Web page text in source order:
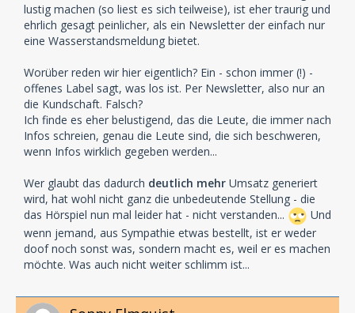
lustig machen (so liest es sich teilweise), ist eher traurig und
ehrlich gesagt peinlicher, als ein Newsletter der einfach nur
eine Wasserstandsmeldung bietet.
Worüber reden wir hier eigentlich? Ein - schon immer (!) -
offenes Label sagt, was los ist. Per Newsletter, also nur an
die Kundschaft. Falsch?
Ich finde es eher belustigend, das die Leute, die immer nach
Infos schreien, genau die Leute sind, die sich beschweren,
wenn Infos wirklich gegeben werden...
Wer glaubt das dadurch deutlich mehr Umsatz generiert
wird, hat wohl nicht ganz die unbedeutende Stellung - die
das Hörspiel nun mal leider hat - nicht verstanden...
Und
wenn jemand, aus Sympathie etwas bestellt, ist er weder
doof noch sonst was, sondern macht es, weil er es machen
möchte. Was auch nicht weiter schlimm ist...